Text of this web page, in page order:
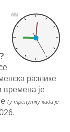
AM
разлике
времена је
(у тренутку када је